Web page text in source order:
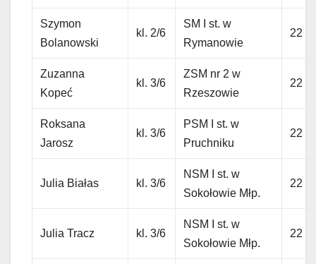
Szymon
Bolanowski
kl. 2/6
SM I st. w
Rymanowie
22
Zuzanna
Kopeć
kl. 3/6
ZSM nr 2 w
Rzeszowie
22
Roksana
Jarosz
kl. 3/6
PSM I st. w
Pruchniku
22
Julia Białas kl. 3/6
NSM I st. w
Sokołowie Młp.
22
Julia Tracz kl. 3/6
NSM I st. w
Sokołowie Młp.
22